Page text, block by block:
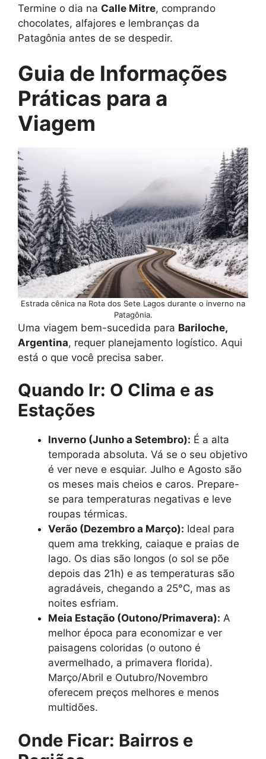
Termine o dia na Calle Mitre, comprando
chocolates, alfajores e lembranças da
Patagônia antes de se despedir.
Guia de Informações
Práticas para a
Viagem
Estrada cênica na Rota dos Sete Lagos durante o inverno na
Patagônia.
Uma viagem bem-sucedida para Bariloche,
Argentina, requer planejamento logístico. Aqui
está o que você precisa saber.
Quando Ir: O Clima e as
Estações
Inverno (Junho a Setembro): É a alta
temporada absoluta. Vá se o seu objetivo
é ver neve e esquiar. Julho e Agosto são
os meses mais cheios e caros. Prepare-
se para temperaturas negativas e leve
roupas térmicas.
Verão (Dezembro a Março): Ideal para
quem ama trekking, caiaque e praias de
lago. Os dias são longos (o sol se põe
depois das 21h) e as temperaturas são
agradáveis, chegando a 25°C, mas as
noites esfriam.
Meia Estação (Outono/Primavera): A
melhor época para economizar e ver
paisagens coloridas (o outono é
avermelhado, a primavera florida).
Março/Abril e Outubro/Novembro
oferecem preços melhores e menos
multidões.
Onde Ficar: Bairros e